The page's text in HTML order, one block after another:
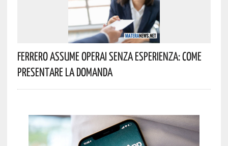
Ferrero Assume Operai Senza Esperienza: Come
Presentare La Domanda